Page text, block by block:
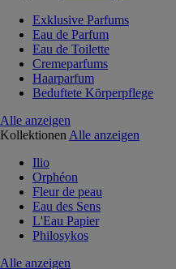
Exklusive Parfums
Eau de Parfum
Eau de Toilette
Cremeparfums
Haarparfum
Beduftete Körperpflege
Alle anzeigen
Kollektionen Alle anzeigen
Ilio
Orphéon
Fleur de peau
Eau des Sens
L'Eau Papier
Philosykos
Alle anzeigen